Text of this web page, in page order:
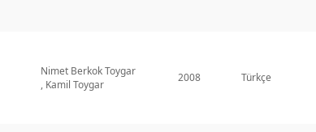
Nimet Berkok Toygar
, Kamil Toygar
2008 Türkçe